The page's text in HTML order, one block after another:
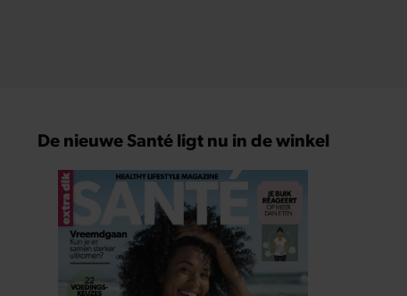
De nieuwe Santé ligt nu in de winkel